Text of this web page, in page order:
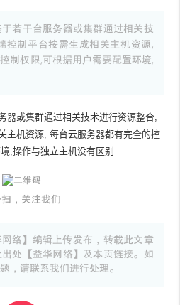
若干台服务器或集群通过相关技
控制平台按需生成相关主机资源,
制权限,可根据用户需要配置环境,
器或集群通过相关技术进行资源整合,
主机资源, 每台云服务器都有完全的控
,操作与独立主机没有区别
，关注我们
络】编辑上传发布，转载此文章
处【益华网络】及本页链接。如
，请联系我们进行处理。